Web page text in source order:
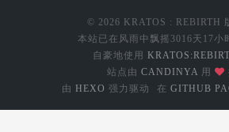
© 2026 KRATOS : REBIRTH
本站已在风雨中飘摇3016天17小
自豪地使用
站点由 CANDINYA用
由 HEXO 强力驱动 在 GITHUB